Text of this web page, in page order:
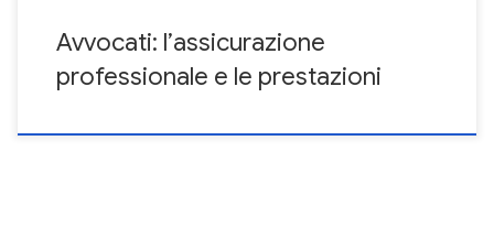
Avvocati: l’assicurazione
professionale e le prestazioni